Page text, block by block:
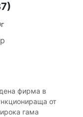
фирма в
от
гама